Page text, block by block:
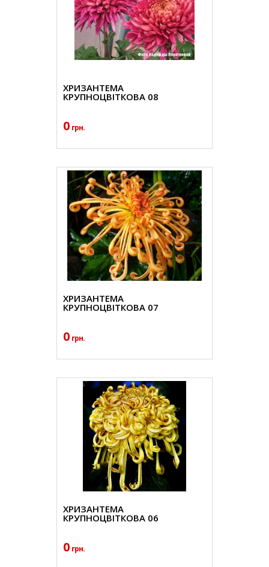
ХРИЗАНТЕМА
КРУПНОЦВІТКОВА 08
0 грн.
ХРИЗАНТЕМА
КРУПНОЦВІТКОВА 07
0 грн.
ХРИЗАНТЕМА
КРУПНОЦВІТКОВА 06
0 грн.